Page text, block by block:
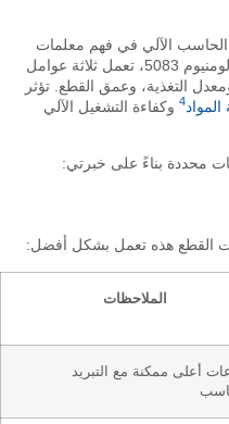
الحاسب الآلي في فهم معلمات
القطع وضبطها بشكل صحيح. عند تصنيع الألومنيوم 5083، تعمل ثلاثة عوامل
التغذية، وعمق القطع. تؤثر
4 وكفاءة التشغيل الآلي
محددة بناءً على خبرتي:
الملاحظات
أعلى ممكنة مع التبريد